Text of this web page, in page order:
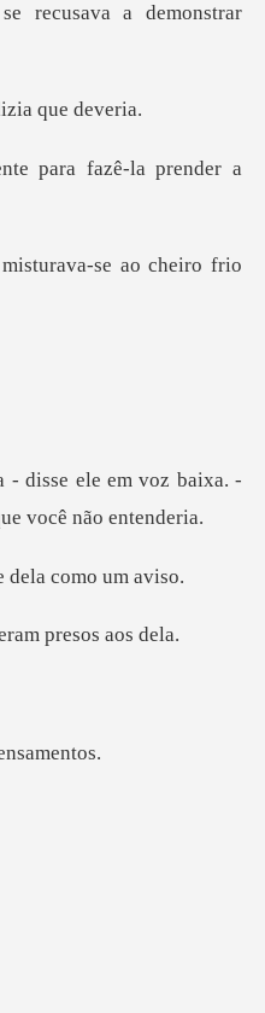
recusava
para fazê-l
se ao
ele em voz baixa. -
de